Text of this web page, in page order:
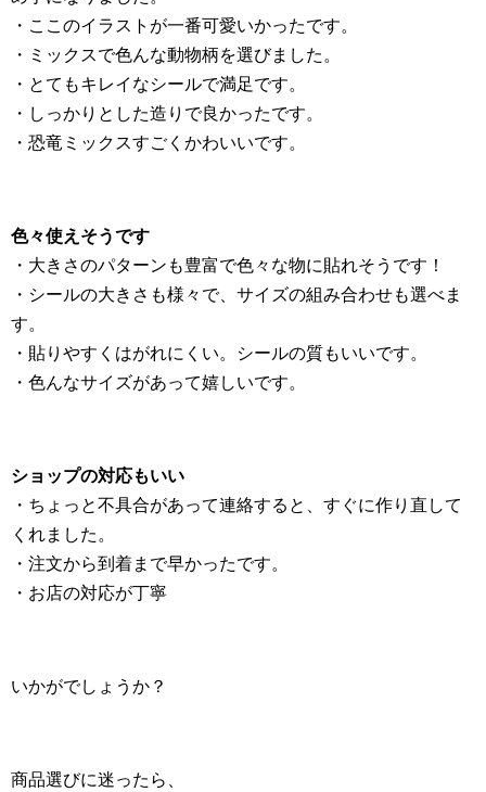
・ここのイラストが一番可愛いかったです。
・ミックスで色んな動物柄を選びました。
・とてもキレイなシールで満足です。
・しっかりとした造りで良かったです。
・恐竜ミックスすごくかわいいです。
色々使えそうです
・大きさのパターンも豊富で色々な物に貼れそうです！
・シールの大きさも様々で、サイズの組み合わせも選べま
す。
・貼りやすくはがれにくい。シールの質もいいです。
・色んなサイズがあって嬉しいです。
ショップの対応もいい
・ちょっと不具合があって連絡すると、すぐに作り直して
くれました。
・注文から到着まで早かったです。
・お店の対応が丁寧
いかがでしょうか？
商品選びに迷ったら、